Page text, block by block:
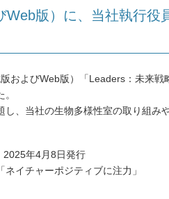
Web版）に、当社執行役
およびWeb版）「Leaders：未来戦
し、当社の生物多様性室の取り組み
2025年4月8日発行
イチャーポジティブに注力」